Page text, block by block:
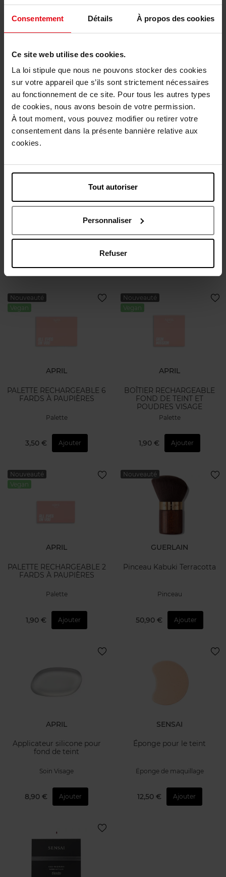
Consentement Détails À propos des cookies
Ce site web utilise des cookies.
La loi stipule que nous ne pouvons stocker des cookies
sur votre appareil que s’ils sont strictement nécessaires
au fonctionnement de ce site. Pour tous les autres types
de cookies, nous avons besoin de votre permission.
À tout moment, vous pouvez modifier ou retirer votre
consentement dans la présente bannière relative aux
cookies.
Tout autoriser
Personnaliser
Refuser
BACHCA
4,90 €
Nouveauté
Vegan
FARD À JOUES
Palette
1,50 € Ajouter
Nouveauté
Vegan
RECHARGEABLE
Palette
3,50 € Ajouter
Nouveauté
Vegan
APRIL
PALETTE RECHARGEABLE 6
FARDS À PAUPIÈRES
Palette
3,50 € Ajouter
Nouveauté
Vegan
APRIL
BOÎTIER RECHARGEABLE
FOND DE TEINT ET
POUDRES VISAGE
Palette
1,90 € Ajouter
Nouveauté
Vegan
APRIL
PALETTE RECHARGEABLE 2
FARDS À PAUPIÈRES
Palette
1,90 € Ajouter
Nouveauté
GUERLAIN
Pinceau Kabuki Terracotta
Pinceau
50,90 € Ajouter
APRIL
Applicateur silicone pour
fond de teint
Soin Visage
8,90 € Ajouter
SENSAI
Éponge pour le teint
Éponge de maquillage
12,50 € Ajouter